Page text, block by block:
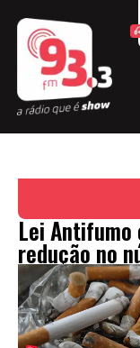
Lei
redução no